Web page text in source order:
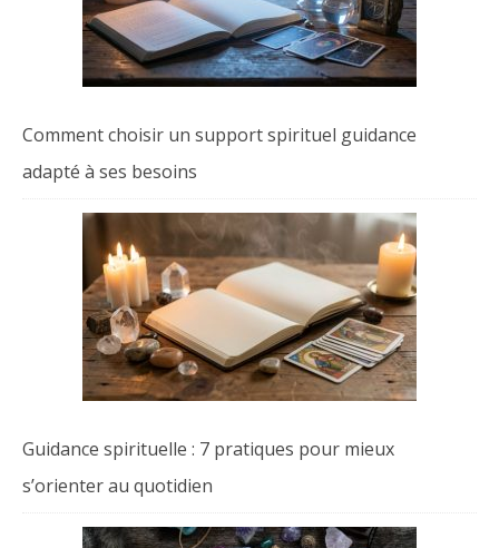
Comment choisir un support spirituel guidance
adapté à ses besoins
Guidance spirituelle : 7 pratiques pour mieux
s’orienter au quotidien